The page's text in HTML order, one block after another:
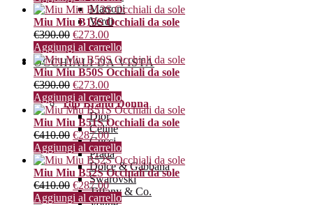
Marroni
Verdi
OCCHIALI DA VISTA
Top Brand Donna
Dior
Celine
Gucci
Prada
Dolce & Gabbana
Swarovski
Tiffany & Co.
Miu Miu B13S Occhiali da sole
€390.00 €273.00
Aggiungi al carrello
Miu Miu B50S Occhiali da sole
€390.00 €273.00
Aggiungi al carrello
Miu Miu B51S Occhiali da sole
€410.00 €287.00
Aggiungi al carrello
Miu Miu B52S Occhiali da sole
€410.00 €287.00
Aggiungi al carrello